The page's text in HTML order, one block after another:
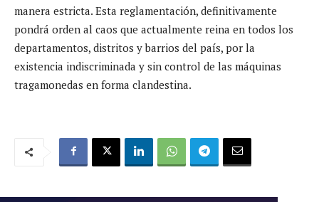
manera estricta. Esta reglamentación, definitivamente
pondrá orden al caos que actualmente reina en todos los
departamentos, distritos y barrios del país, por la
existencia indiscriminada y sin control de las máquinas
tragamonedas en forma clandestina.